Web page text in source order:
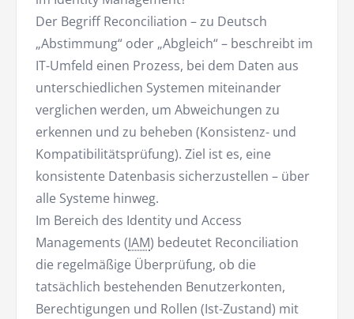
Der Begriff Reconciliation – zu Deutsch
„Abstimmung“ oder „Abgleich“ – beschreibt im
IT-Umfeld einen Prozess, bei dem Daten aus
unterschiedlichen Systemen miteinander
verglichen werden, um Abweichungen zu
erkennen und zu beheben (Konsistenz- und
Kompatibilitätsprüfung). Ziel ist es, eine
konsistente Datenbasis sicherzustellen – über
alle Systeme hinweg.
Im Bereich des Identity und Access
Managements (IAM) bedeutet Reconciliation
die regelmäßige Überprüfung, ob die
tatsächlich bestehenden Benutzerkonten,
Berechtigungen und Rollen (Ist-Zustand) mit